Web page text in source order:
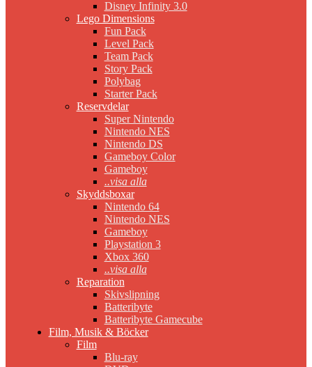
Disney Infinity 3.0
Lego Dimensions
Fun Pack
Level Pack
Team Pack
Story Pack
Polybag
Starter Pack
Reservdelar
Super Nintendo
Nintendo NES
Nintendo DS
Gameboy Color
Gameboy
..visa alla
Skyddsboxar
Nintendo 64
Nintendo NES
Gameboy
Playstation 3
Xbox 360
..visa alla
Reparation
Skivslipning
Batteribyte
Batteribyte Gamecube
Film, Musik & Böcker
Film
Blu-ray